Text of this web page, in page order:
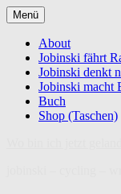
Zum
Inhalt
springen
Menü
About
Jobinski fährt
Jobinski denkt
Jobinski macht
Buch
Shop (Taschen)